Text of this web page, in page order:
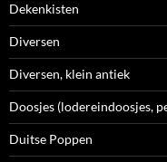
Dekenkisten
Diversen
Diversen, klein antiek
Doosjes (lodereindoosjes,
Duitse Poppen